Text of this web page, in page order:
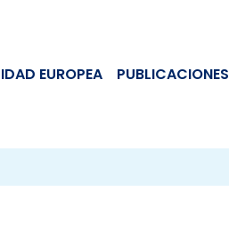
EUROPEA PUBLICACIONES